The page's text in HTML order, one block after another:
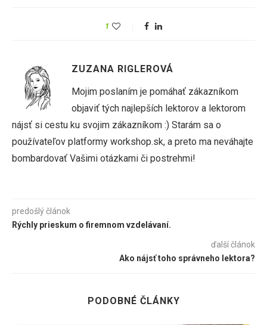
1
ZUZANA RIGLEROVÁ
Mojim poslaním je pomáhať zákazníkom
objaviť tých najlepších lektorov a lektorom
nájsť si cestu ku svojim zákazníkom :) Starám sa o
používateľov platformy workshop.sk, a preto ma neváhajte
bombardovať Vašimi otázkami či postrehmi!
predošlý článok
Rýchly prieskum o firemnom vzdelávaní.
ďalší článok
Ako nájsť toho správneho lektora?
PODOBNÉ ČLÁNKY